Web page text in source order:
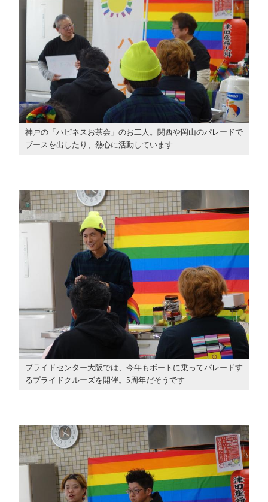
神戸の「ハピネスお茶会」のお二人。関西や岡山のパレードで
ブースを出したり、熱心に活動しています
プライドセンター大阪では、今年もボートに乗ってパレードす
るプライドクルーズを開催。5周年だそうです